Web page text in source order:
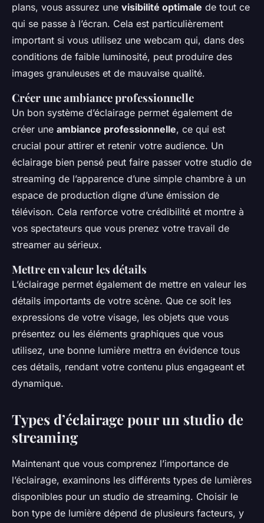
plans, vous assurez une visibilité optimale de tout ce
qui se passe à l’écran. Cela est particulièrement
important si vous utilisez une webcam qui, dans des
conditions de faible luminosité, peut produire des
images granuleuses et de mauvaise qualité.
Créer une ambiance professionnelle
Un bon système d’éclairage permet également de
créer une ambiance professionnelle, ce qui est
crucial pour attirer et retenir votre audience. Un
éclairage bien pensé peut faire passer votre studio de
streaming de l’apparence d’une simple chambre à un
espace de production digne d’une émission de
télévison. Cela renforce votre crédibilité et montre à
vos spectateurs que vous prenez votre travail de
streamer au sérieux.
Mettre en valeur les détails
L’éclairage permet également de mettre en valeur les
détails importants de votre scène. Que ce soit les
expressions de votre visage, les objets que vous
présentez ou les éléments graphiques que vous
utilisez, une bonne lumière mettra en évidence tous
ces détails, rendant votre contenu plus engageant et
dynamique.
Types d’éclairage pour un studio de
streaming
Maintenant que vous comprenez l’importance de
l’éclairage, examinons les différents types de lumières
disponibles pour un studio de streaming. Choisir le
bon type de lumière dépend de plusieurs facteurs, y